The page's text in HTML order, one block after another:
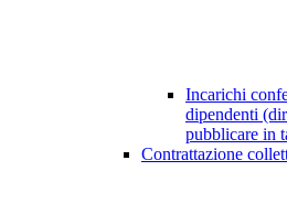
Incarichi
dipendenti
pubblicare in
Contrattazione